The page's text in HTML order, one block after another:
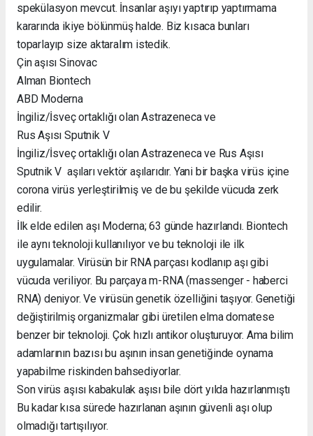
spekülasyon mevcut. İnsanlar aşıyı yaptırıp yaptırmama
kararında ikiye bölünmüş halde. Biz kısaca bunları
toparlayıp size aktaralım istedik.
Çin aşısı Sinovac
Alman Biontech
ABD Moderna
İngiliz/İsveç ortaklığı olan Astrazeneca ve
Rus Aşısı Sputnik V
İngiliz/İsveç ortaklığı olan Astrazeneca ve Rus Aşısı
Sputnik V aşıları vektör aşılarıdır. Yani bir başka virüs içine
corona virüs yerleştirilmiş ve de bu şekilde vücuda zerk
edilir.
İlk elde edilen aşı Moderna; 63 günde hazırlandı. Biontech
ile aynı teknoloji kullanılıyor ve bu teknoloji ile ilk
uygulamalar. Virüsün bir RNA parçası kodlanıp aşı gibi
vücuda veriliyor. Bu parçaya m-RNA (massenger - haberci
RNA) deniyor. Ve virüsün genetik özelliğini taşıyor. Genetiği
değiştirilmiş organizmalar gibi üretilen elma domatese
benzer bir teknoloji. Çok hızlı antikor oluşturuyor. Ama bilim
adamlarının bazısı bu aşının insan genetiğinde oynama
yapabilme riskinden bahsediyorlar.
Son virüs aşısı kabakulak aşısı bile dört yılda hazırlanmıştı
Bu kadar kısa sürede hazırlanan aşının güvenli aşı olup
olmadığı tartışılıyor.